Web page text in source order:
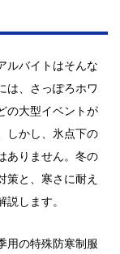
ルバイトはそんな
は、さっぽろホワ
の大型イベントが
しかし、氷点下の
ありません。冬の
策と、寒さに耐え
します。
用の特殊防寒制服